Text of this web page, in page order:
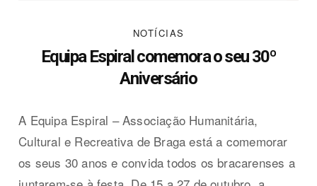
NOTÍCIAS
Equipa Espiral comemora o seu 30º
Aniversário
A Equipa Espiral – Associação Humanitária,
Cultural e Recreativa de Braga está a comemorar
os seus 30 anos e convida todos os bracarenses a